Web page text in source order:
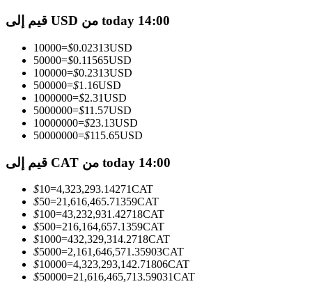
كن متداول نسخ
قيم إلى USD من today 14:00
10000=$0.02313USD
50000=$0.11565USD
100000=$0.2313USD
500000=$1.16USD
1000000=$2.31USD
5000000=$11.57USD
10000000=$23.13USD
50000000=$115.65USD
قيم إلى CAT من today 14:00
$10=4,323,293.14271CAT
$50=21,616,465.71359CAT
$100=43,232,931.42718CAT
$500=216,164,657.1359CAT
$1000=432,329,314.2718CAT
$5000=2,161,646,571.35903CAT
$10000=4,323,293,142.71806CAT
$50000=21,616,465,713.59031CAT